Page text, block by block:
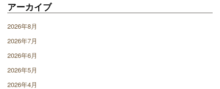
アーカイブ
2026年8月
2026年7月
2026年6月
2026年5月
2026年4月